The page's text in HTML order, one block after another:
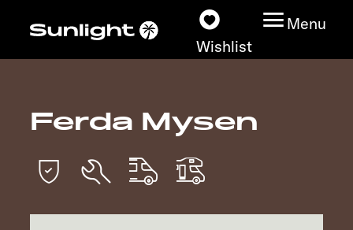
Wishlist
Menu
Models
Vehicle Guide
Dealerslocator
Ferda Mysen